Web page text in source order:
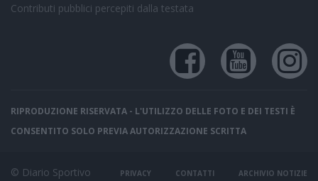
Contributi pubblici percepiti dalla testata
RIPRODUZIONE RISERVATA - L'UTILIZZO DELLE FOTO E DEI TESTI È
CONSENTITO SOLO PREVIA AUTORIZZAZIONE SCRITTA
© Diario Sportivo PRIVACY CONTATTI ARCHIVIO NOTIZIE